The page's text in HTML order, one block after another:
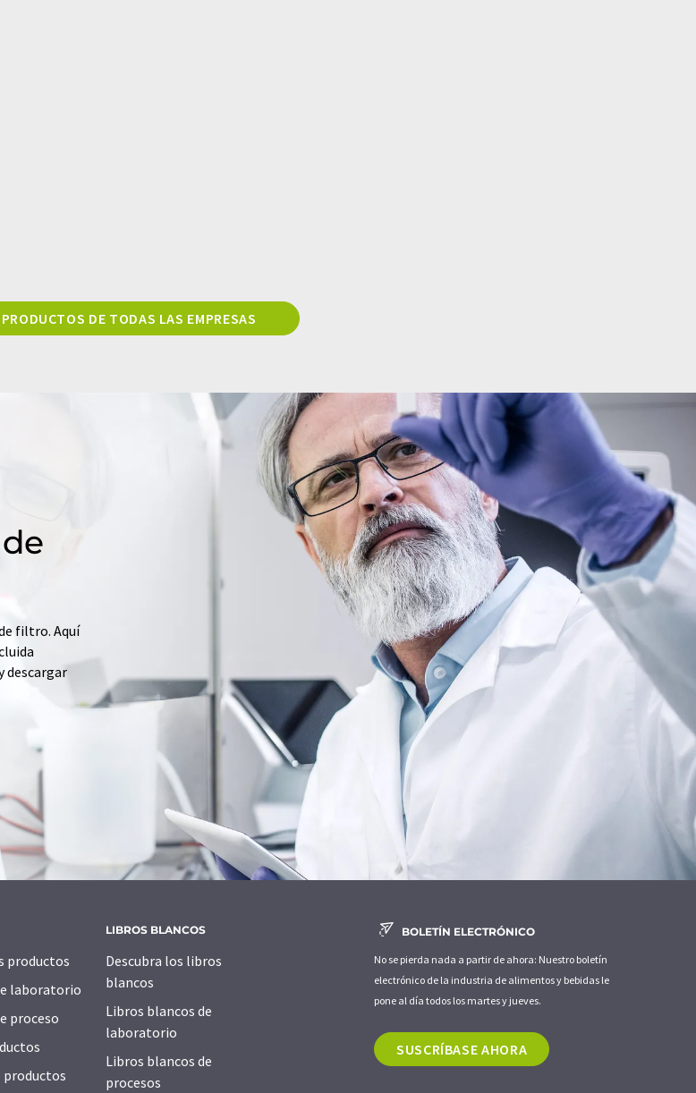
DE TODAS LAS EMPRESAS
filtro. Aquí
descargar
productos
laboratorio
proceso
productos
LIBROS BLANCOS
Descubra los libros
blancos
Libros blancos de
laboratorio
Libros blancos de
procesos
BOLETÍN ELECTRÓNICO
No se pierda nada a partir de ahora: Nuestro boletín
electrónico de la industria de alimentos y bebidas le
pone al día todos los martes y jueves.
SUSCRÍBASE AHORA